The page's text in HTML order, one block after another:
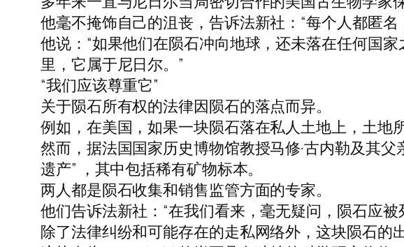
他毫不掩饰自己的沮丧，告诉法新社：“每个人都匿
他说：“如果他们在陨石冲向地球，还未落在任何国
里，它属于尼日尔。”
“我们应该尊重它”
关于陨石所有权的法律因陨石的落点而异。
例如，在美国，如果一块陨石落在私人土地上，土地
然而，据法国国家历史博物馆教授马修·古内勒及其
遗产” ，其中包括稀有矿物标本。
两人都是陨石收集和销售监管方面的专家。
他们告诉法新社：“在我们看来，毫无疑问，陨石应
除了法律纠纷和可能存在的走私网络外，这块陨石的